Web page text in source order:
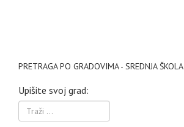
PRETRAGA PO GRADOVIMA - SREDNJA ŠKOLA
Upišite svoj grad: